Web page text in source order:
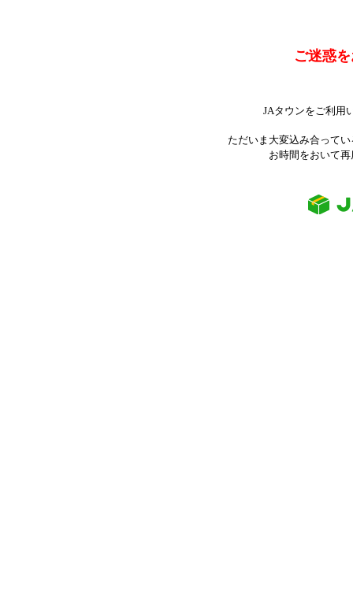
ご迷惑
JAタウンをご利用
ただいま大変込み合って
お時間をおいて